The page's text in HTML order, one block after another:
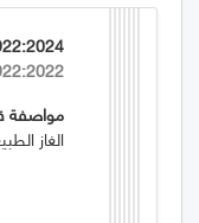
مواصفة
الغاز